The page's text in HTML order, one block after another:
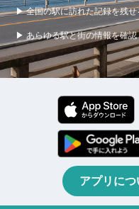
▶ 全国の駅に訪れた記録を残せ
▶ あらゆる駅と街の情報を確認
アプリに